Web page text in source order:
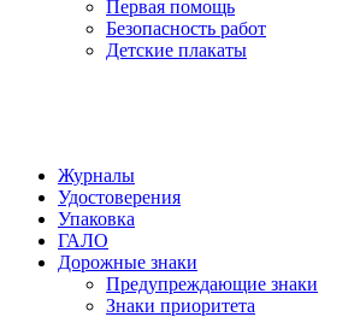
Первая помощь
Безопасность работ
Детские плакаты
Журналы
Удостоверения
Упаковка
ГАЛО
Дорожные знаки
Предупреждающие знаки
Знаки приоритета